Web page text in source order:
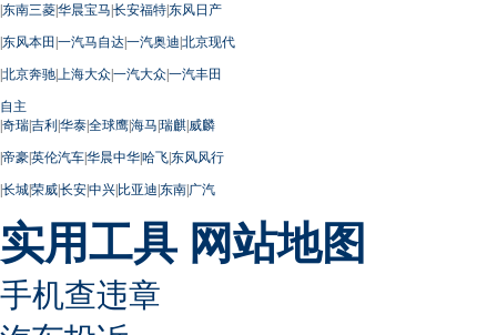
|东南三菱|华晨宝马|长安福特|东风日产
|东风本田 |一汽马自达|一汽奥迪|北京现代
|北京奔驰| 上海大众|一汽大众|一汽丰田
自主
|奇瑞|吉利|华泰|全球鹰|海马|瑞麒|威麟
|帝豪|英伦汽车|华晨中华|哈飞|东风风行
|长城|荣威|长安|中兴|比亚迪|东南|广汽
实用工具 网站地图
手机查违章